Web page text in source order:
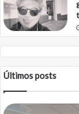
Últimos posts